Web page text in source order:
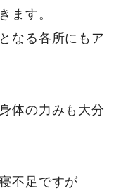
ます。
なる各所にもア
体の力みも大分
不足ですが